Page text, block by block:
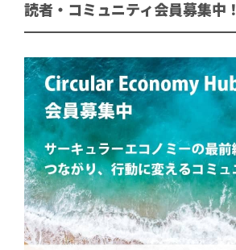
読者・コミュニティ会員募集中！